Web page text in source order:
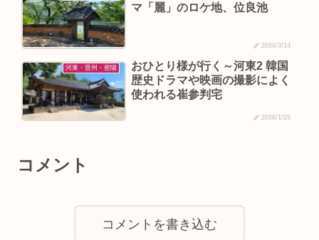
マ「麗」のロケ地、位良池
2026/3/14
河東・晋州・密陽
おひとり様が行く～河東2 韓国
歴史ドラマや映画の撮影によく
使われる崔参判宅
2026/1/25
コメント
コメントを書き込む